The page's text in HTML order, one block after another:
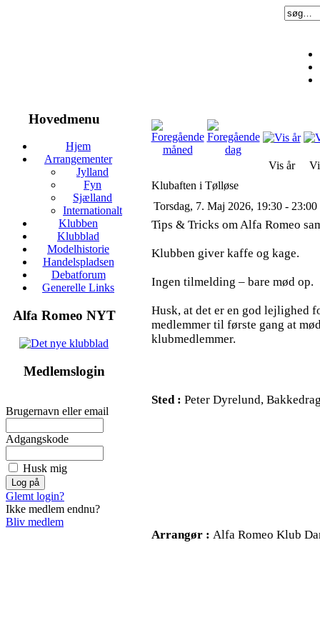
Hovedmenu
Hjem
Arrangementer
Jylland
Fyn
Sjælland
Internationalt
Klubben
Klubblad
Modelhistorie
Handelspladsen
Debatforum
Generelle Links
Alfa Romeo NYT
Medlemslogin
Brugernavn eller email
Adgangskode
Husk mig
Glemt login?
Ikke medlem endnu?
Bliv medlem
Vis år
Klubaften i Tølløse
Torsdag, 7. Maj 2026, 19:30 - 23:00
Tips & Tricks om Alfa Romeo
Klubben giver kaffe og kage.
Ingen tilmelding – bare mød op.
Husk, at det er en god lejlighed
medlemmer til første gang at
klubmedlemmer.
Sted : Peter Dyrelund,
Arrangør : Alfa Romeo Klub